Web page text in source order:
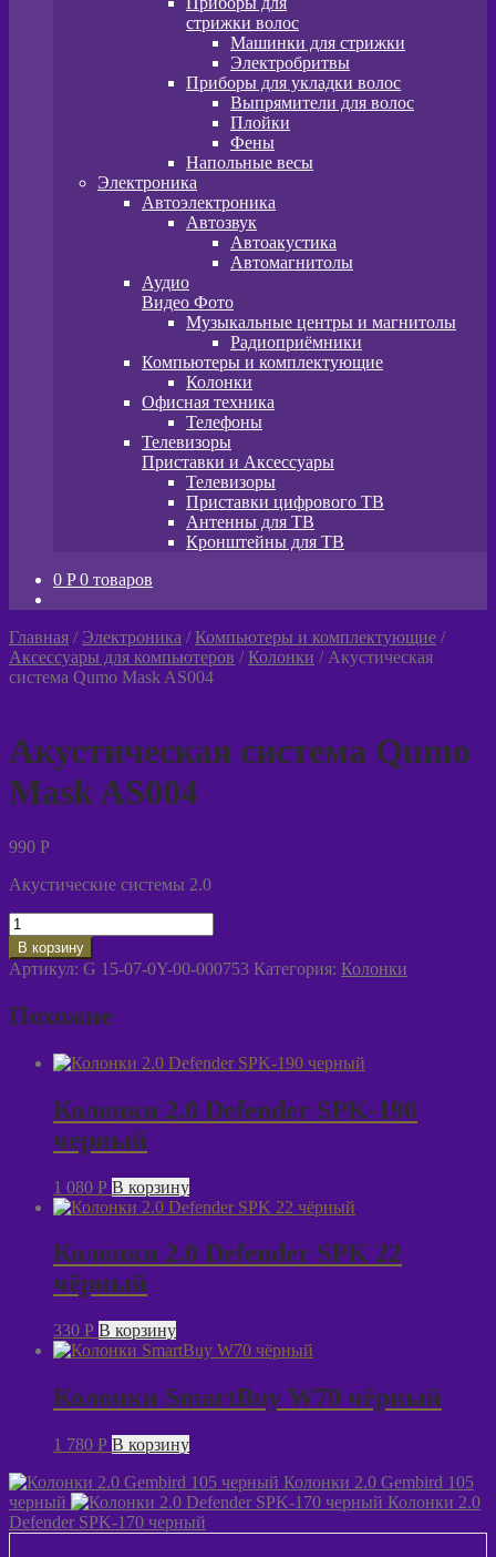
стрижки волос
Машинки для стрижки
Электробритвы
Приборы для укладки волос
Выпрямители для волос
Плойки
Фены
Напольные весы
Электроника
Автоэлектроника
Автозвук
Автоакустика
Автомагнитолы
Аудио
Видео Фото
Музыкальные центры и магнитолы
Радиоприёмники
Компьютеры и комплектующие
Колонки
Офисная техника
Телефоны
Телевизоры
Приставки и Аксессуары
Телевизоры
Приставки цифрового ТВ
Антенны для ТВ
Кронштейны для ТВ
0 P 0 товаров
Главная / Электроника /Компьютеры и комплектующие /
Аксессуары для компьютеров /Колонки / Акустическая
система Qumo Mask AS004
Акустическая система Qumo
Mask AS004
990 P
Акустические системы 2.0
Количество
товара
Акустическая
система
Mask
В корзину
Артикул: G 15-07-0Y-00-000753 Категория: Колонки
Похожие
Колонки 2.0 Defender SPK-190
черный
1 080 P В корзину
Колонки 2.0 Defender SPK 22
чёрный
330 P В корзину
Колонки SmartBuy W70 чёрный
1 780 P В корзину
Колонки 2.0 Gembird 105
черный
Колонки 2.0
Defender SPK-170 черный